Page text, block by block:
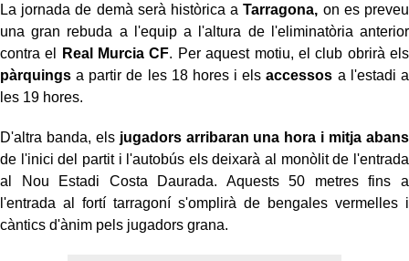
La jornada de demà serà històrica aTarragona, on es preveu
una gran rebuda a l'equip a l'altura de l'eliminatòria anterior
contra el
Real Murcia CF. Per aquest motiu, el club obrirà els
pàrquings a partir de les 18 hores i elsaccessos a l'estadi a
les 19 hores.
D'altra banda, els jugadors arribaran una hora i mitja abans
de l'inici del partit i l'autobús els deixarà al monòlit de l'entrada
al Nou Estadi Costa Daurada. Aquests 50 metres fins a
l'entrada al fortí tarragoní s'omplirà de bengales vermelles i
càntics d'ànim pels jugadors grana.